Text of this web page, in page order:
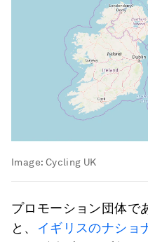
Image: Cycling UK
プロモーション団体で
と、
イギリスのナショ